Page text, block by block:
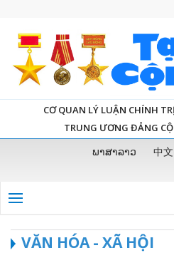
CƠ QUAN LÝ LUẬN CHÍNH
TRUNG ƯƠNG ĐẢNG
ພາສາລາວ 中文
VĂN HÓA - XÃ HỘI